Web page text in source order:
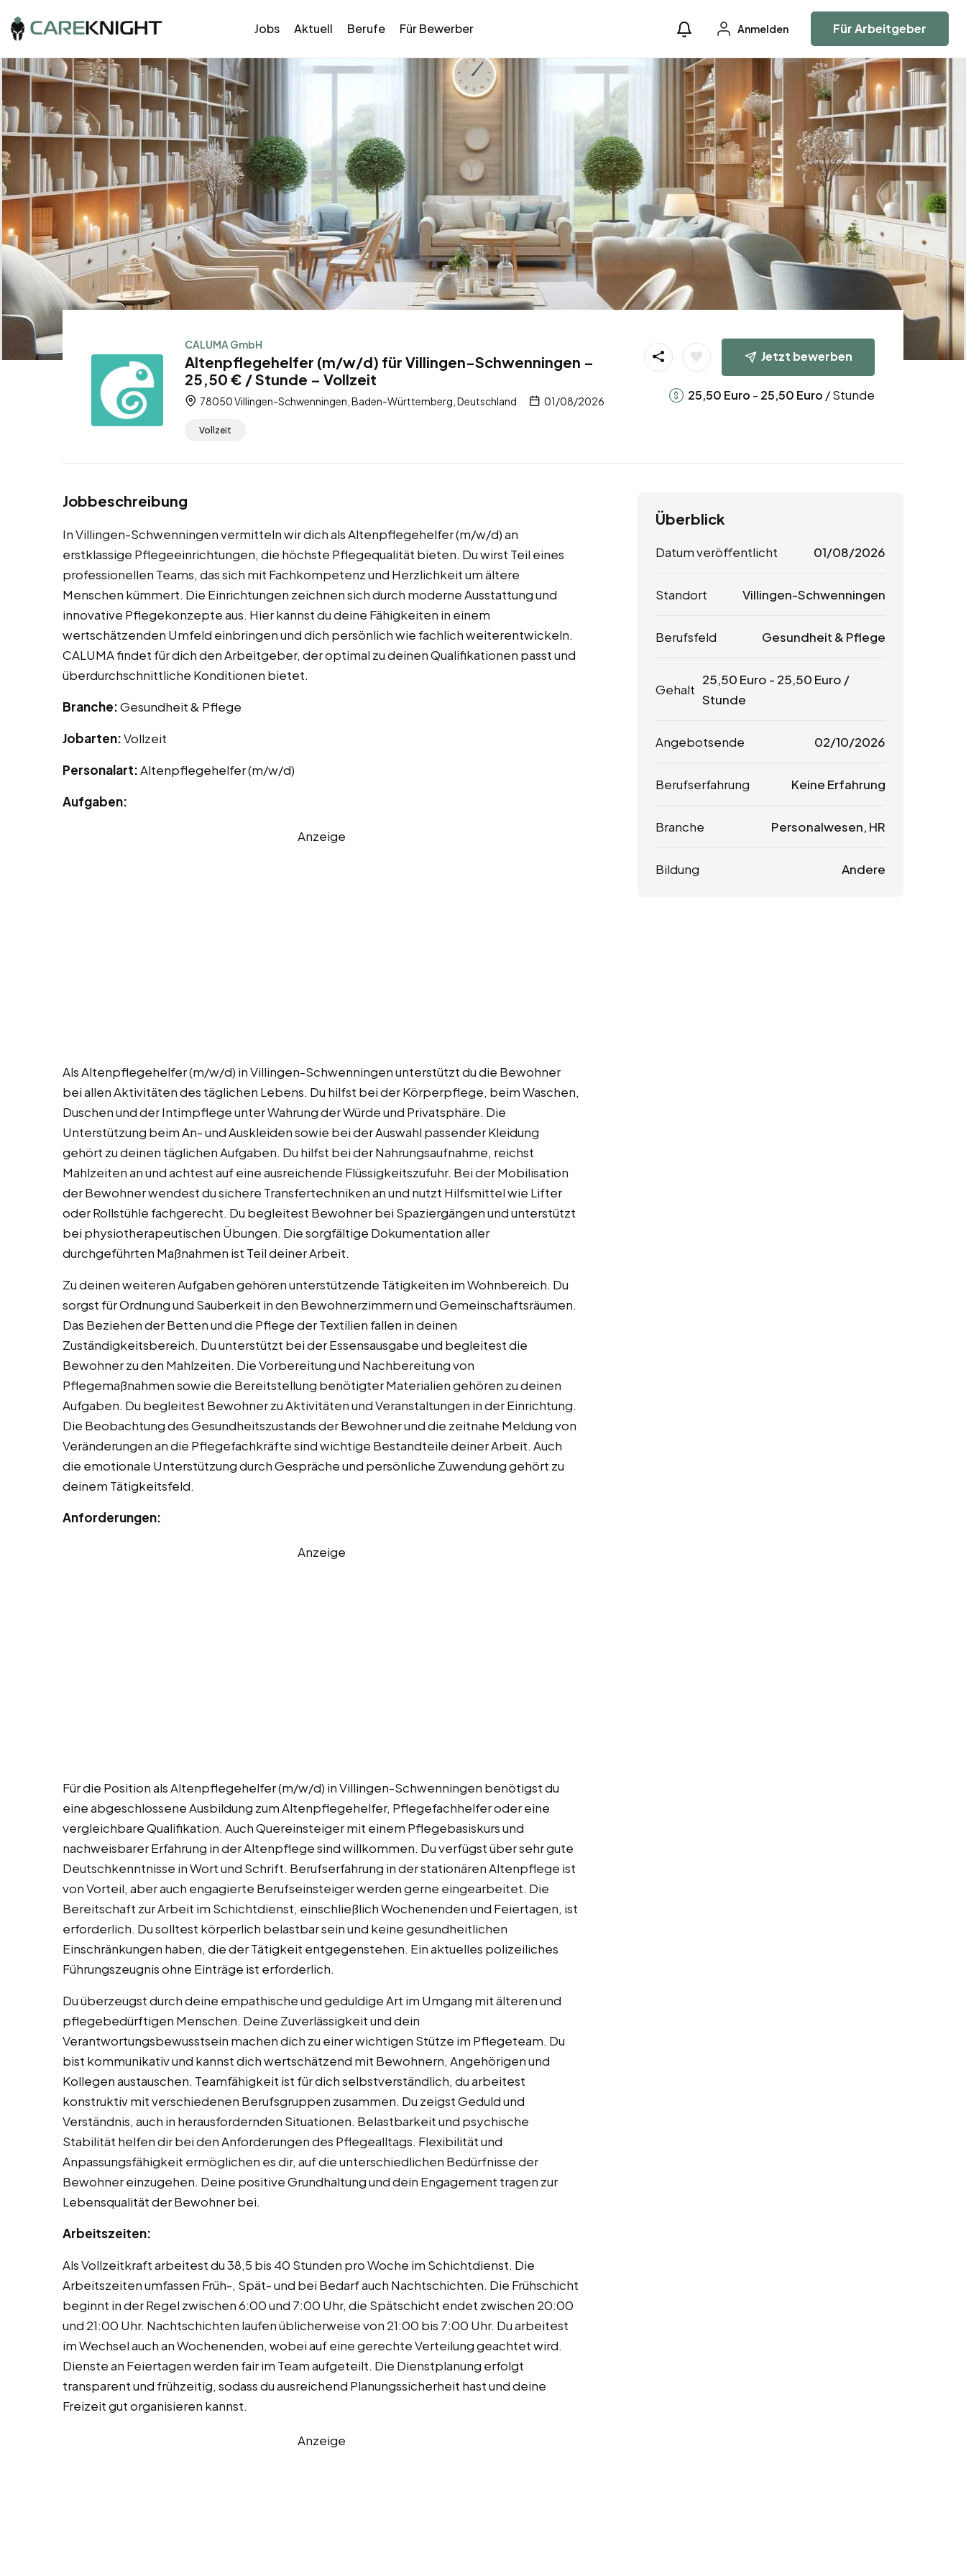
Jobs Aktuell Berufe Für Bewerber Anmelden Für Arbeitgeber
CALUMA GmbH
Altenpflegehelfer (m/w/d) für Villingen-Schwenningen –
25,50 € / Stunde – Vollzeit
78050 Villingen-Schwenningen, Baden-Württemberg, Deutschland 01/08/2026
Vollzeit
Jetzt bewerben
25,50 Euro - 25,50 Euro / Stunde
Jobbeschreibung
In Villingen-Schwenningen vermitteln wir dich als Altenpflegehelfer (m/w/d) an
erstklassige Pflegeeinrichtungen, die höchste Pflegequalität bieten. Du wirst Teil eines
professionellen Teams, das sich mit Fachkompetenz und Herzlichkeit um ältere
Menschen kümmert. Die Einrichtungen zeichnen sich durch moderne Ausstattung und
innovative Pflegekonzepte aus. Hier kannst du deine Fähigkeiten in einem
wertschätzenden Umfeld einbringen und dich persönlich wie fachlich weiterentwickeln.
CALUMA findet für dich den Arbeitgeber, der optimal zu deinen Qualifikationen passt und
überdurchschnittliche Konditionen bietet.
Branche:Gesundheit & Pflege
Jobarten:Vollzeit
Personalart:Altenpflegehelfer (m/w/d)
Aufgaben:
Anzeige
Als Altenpflegehelfer (m/w/d) in Villingen-Schwenningen unterstützt du die Bewohner
bei allen Aktivitäten des täglichen Lebens. Du hilfst bei der Körperpflege, beim Waschen,
Duschen und der Intimpflege unter Wahrung der Würde und Privatsphäre. Die
Unterstützung beim An- und Auskleiden sowie bei der Auswahl passender Kleidung
gehört zu deinen täglichen Aufgaben. Du hilfst bei der Nahrungsaufnahme, reichst
Mahlzeiten an und achtest auf eine ausreichende Flüssigkeitszufuhr. Bei der Mobilisation
der Bewohner wendest du sichere Transfertechniken an und nutzt Hilfsmittel wie Lifter
oder Rollstühle fachgerecht. Du begleitest Bewohner bei Spaziergängen und unterstützt
bei physiotherapeutischen Übungen. Die sorgfältige Dokumentation aller
durchgeführten Maßnahmen ist Teil deiner Arbeit.
Zu deinen weiteren Aufgaben gehören unterstützende Tätigkeiten im Wohnbereich. Du
sorgst für Ordnung und Sauberkeit in den Bewohnerzimmern und Gemeinschaftsräumen.
Das Beziehen der Betten und die Pflege der Textilien fallen in deinen
Zuständigkeitsbereich. Du unterstützt bei der Essensausgabe und begleitest die
Bewohner zu den Mahlzeiten. Die Vorbereitung und Nachbereitung von
Pflegemaßnahmen sowie die Bereitstellung benötigter Materialien gehören zu deinen
Aufgaben. Du begleitest Bewohner zu Aktivitäten und Veranstaltungen in der Einrichtung.
Die Beobachtung des Gesundheitszustands der Bewohner und die zeitnahe Meldung von
Veränderungen an die Pflegefachkräfte sind wichtige Bestandteile deiner Arbeit. Auch
die emotionale Unterstützung durch Gespräche und persönliche Zuwendung gehört zu
deinem Tätigkeitsfeld.
Anforderungen:
Anzeige
Für die Position als Altenpflegehelfer (m/w/d) in Villingen-Schwenningen benötigst du
eine abgeschlossene Ausbildung zum Altenpflegehelfer, Pflegefachhelfer oder eine
vergleichbare Qualifikation. Auch Quereinsteiger mit einem Pflegebasiskurs und
nachweisbarer Erfahrung in der Altenpflege sind willkommen. Du verfügst über sehr gute
Deutschkenntnisse in Wort und Schrift. Berufserfahrung in der stationären Altenpflege ist
von Vorteil, aber auch engagierte Berufseinsteiger werden gerne eingearbeitet. Die
Bereitschaft zur Arbeit im Schichtdienst, einschließlich Wochenenden und Feiertagen, ist
erforderlich. Du solltest körperlich belastbar sein und keine gesundheitlichen
Einschränkungen haben, die der Tätigkeit entgegenstehen. Ein aktuelles polizeiliches
Führungszeugnis ohne Einträge ist erforderlich.
Du überzeugst durch deine empathische und geduldige Art im Umgang mit älteren und
pflegebedürftigen Menschen. Deine Zuverlässigkeit und dein
Verantwortungsbewusstsein machen dich zu einer wichtigen Stütze im Pflegeteam. Du
bist kommunikativ und kannst dich wertschätzend mit Bewohnern, Angehörigen und
Kollegen austauschen. Teamfähigkeit ist für dich selbstverständlich, du arbeitest
konstruktiv mit verschiedenen Berufsgruppen zusammen. Du zeigst Geduld und
Verständnis, auch in herausfordernden Situationen. Belastbarkeit und psychische
Stabilität helfen dir bei den Anforderungen des Pflegealltags. Flexibilität und
Anpassungsfähigkeit ermöglichen es dir, auf die unterschiedlichen Bedürfnisse der
Bewohner einzugehen. Deine positive Grundhaltung und dein Engagement tragen zur
Lebensqualität der Bewohner bei.
Arbeitszeiten:
Als Vollzeitkraft arbeitest du 38,5 bis 40 Stunden pro Woche im Schichtdienst. Die
Arbeitszeiten umfassen Früh-, Spät- und bei Bedarf auch Nachtschichten. Die Frühschicht
beginnt in der Regel zwischen 6:00 und 7:00 Uhr, die Spätschicht endet zwischen 20:00
und 21:00 Uhr. Nachtschichten laufen üblicherweise von 21:00 bis 7:00 Uhr. Du arbeitest
im Wechsel auch an Wochenenden, wobei auf eine gerechte Verteilung geachtet wird.
Dienste an Feiertagen werden fair im Team aufgeteilt. Die Dienstplanung erfolgt
transparent und frühzeitig, sodass du ausreichend Planungssicherheit hast und deine
Freizeit gut organisieren kannst.
Anzeige
Überblick
Datum veröffentlicht 01/08/2026
Standort Villingen-Schwenningen
Berufsfeld Gesundheit & Pflege
Gehalt
25,50 Euro - 25,50 Euro /
Stunde
Angebotsende 02/10/2026
Berufserfahrung Keine Erfahrung
Branche Personalwesen, HR
Bildung Andere